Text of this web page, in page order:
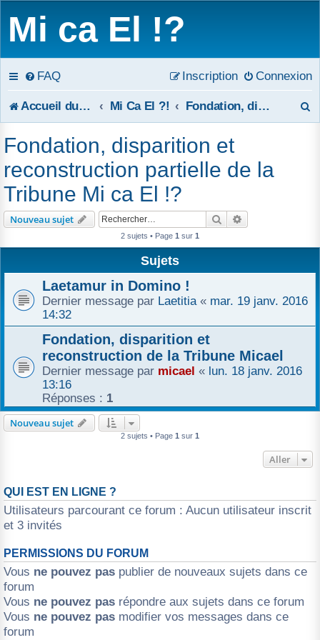
Mi ca El !?
FAQ Connexion
Inscription
Accueil du forum Mi Ca El ?! Fondation, disparition et reconstruction partielle de la Tribune Mi ca El !?
Fondation, disparition et
reconstruction partielle de la
Tribune Mi ca El !?
Nouveau sujet Rechercher
2 sujets • Page 1 sur 1
Sujets
Laetamur in Domino !
Dernier message par Laetitia « mar. 19 janv. 2016
14:32
Fondation, disparition et
reconstruction de la Tribune Micael
Dernier message par micael « lun. 18 janv. 2016
13:16
Réponses : 1
Nouveau sujet
2 sujets • Page 1 sur 1
Aller
QUI EST EN LIGNE ?
Utilisateurs parcourant ce forum : Aucun utilisateur inscrit
et 3 invités
PERMISSIONS DU FORUM
Vous ne pouvez pas publier de nouveaux sujets dans ce
forum
Vous ne pouvez pas répondre aux sujets dans ce forum
Vous ne pouvez pas modifier vos messages dans ce
forum